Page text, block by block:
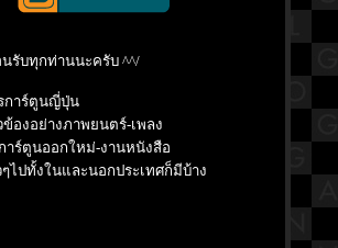
บทุกท่านนะครับ ^^/
การ์ตูนญี่ปุ่น
ข้องอย่างภาพยนตร์-เพลง
าร์ตูนออกใหม่-งานหนังสือ
ๆไปทั้งในและนอกประเทศก็มีบ้าง